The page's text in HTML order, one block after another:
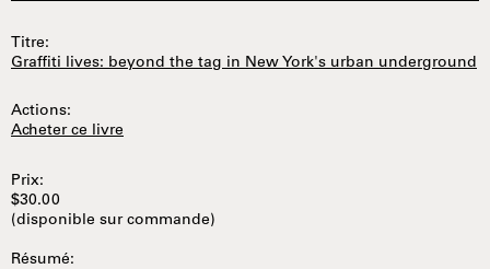
Titre:
Graffiti lives: beyond the tag in New York's urban underground
Actions:
Acheter ce livre
Prix:
$30.00
(disponible sur commande)
Résumé: